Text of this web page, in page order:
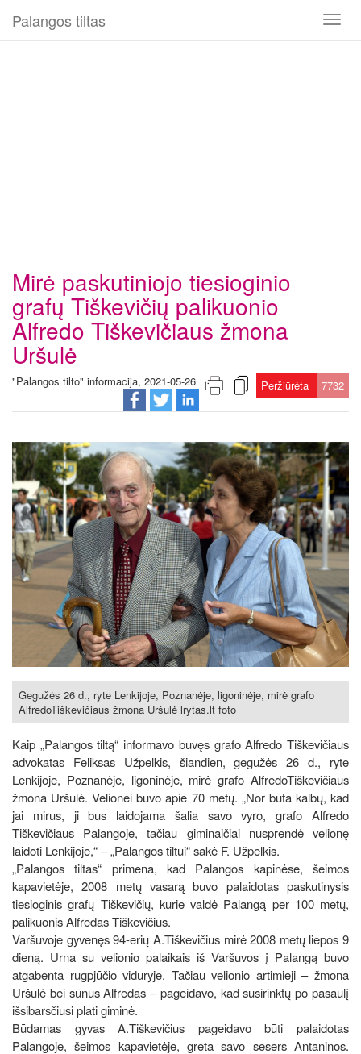
Toggle
Palangos tiltas
Mirė paskutiniojo tiesioginio
grafų Tiškevičių palikuonio
Alfredo Tiškevičiaus žmona
Uršulė
"Palangos tilto" informacija, 2021-05-26 Peržiūrėta 7732
Gegužės 26 d., ryte Lenkijoje, Poznanėje, ligoninėje, mirė grafo
AlfredoTiškevičiaus žmona Uršulė lrytas.lt foto
Kaip „Palangos tiltą“ informavo buvęs grafo Alfredo Tiškevičiaus
advokatas Feliksas Užpelkis, šiandien, gegužės 26 d., ryte
Lenkijoje, Poznanėje, ligoninėje, mirė grafo AlfredoTiškevičiaus
žmona Uršulė. Velionei buvo apie 70 metų. „Nor būta kalbų, kad
jai mirus, ji bus laidojama šalia savo vyro, grafo Alfredo
Tiškevičiaus Palangoje, tačiau giminaičiai nusprendė velionę
laidoti Lenkijoje,“ – „Palangos tiltui“ sakė F. Užpelkis.
„Palangos tiltas“ primena, kad Palangos kapinėse, šeimos
kapavietėje, 2008 metų vasarą buvo palaidotas paskutinysis
tiesioginis grafų Tiškevičių, kurie valdė Palangą per 100 metų,
palikuonis Alfredas Tiškevičius.
Varšuvoje gyvenęs 94-erių A.Tiškevičius mirė 2008 metų liepos 9
dieną. Urna su velionio palaikais iš Varšuvos į Palangą buvo
atgabenta rugpjūčio viduryje. Tačiau velionio artimieji – žmona
Uršulė bei sūnus Alfredas – pageidavo, kad susirinktų po pasaulį
išsibarsčiusi plati giminė.
Būdamas gyvas A.Tiškevičius pageidavo būti palaidotas
Palangoje, šeimos kapavietėje, greta savo sesers Antaninos.